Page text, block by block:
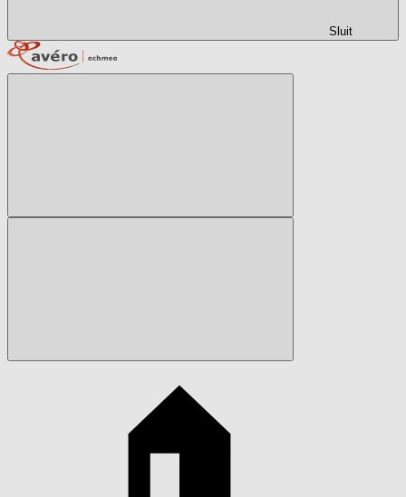
Sluit